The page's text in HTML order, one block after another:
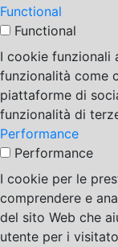
Functional
Functional
I cookie funzionali
funzionalità come
piattaforme di
funzionalità di
Performance
Performance
I cookie per le
comprendere e
del sito Web che
utente per i